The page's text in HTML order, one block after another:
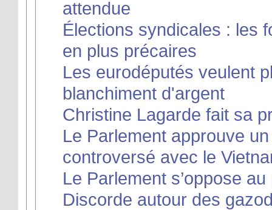
attendue
Élections syndicales : les
en plus précaires
Les eurodéputés veulent
blanchiment d'argent
Christine Lagarde fait sa
Le Parlement approuve
controversé avec le
Le Parlement s’oppose
Discorde autour des